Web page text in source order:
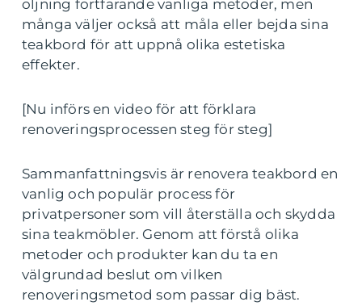
oljning fortfarande vanliga metoder, men
många väljer också att måla eller bejda sina
teakbord för att uppnå olika estetiska
effekter.
[Nu införs en video för att förklara
renoveringsprocessen steg för steg]
Sammanfattningsvis är renovera teakbord en
vanlig och populär process för
privatpersoner som vill återställa och skydda
sina teakmöbler. Genom att förstå olika
metoder och produkter kan du ta en
välgrundad beslut om vilken
renoveringsmetod som passar dig bäst.